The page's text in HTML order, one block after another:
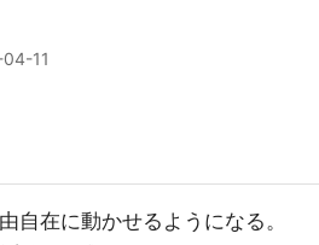
11
在に動かせるようになる。